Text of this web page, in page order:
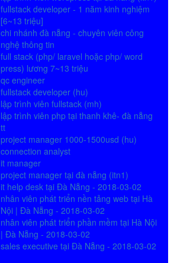
fullstack developer - 1 năm kinh nghiệm
[6~13 triệu]
chi nhánh đà nẵng - chuyên viên công
nghệ thông tin
full stack (php/ laravel hoặc php/ word
press) lương 7~13 triệu
qc engineer
fullstack developer (hu)
lập trình viên fullstack (mh)
lập trình viên php tại thanh khê- đà nẵng
tt
project manager 1000-1500usd (hu)
connection analyst
it manager
project manager tại đà nẵng (itn1)
it help desk tại Đà Nẵng - 2018-03-02
nhân viên phát triển nền tảng web tại Hà
Nội | Đà Nẵng - 2018-03-02
nhân viên phát triển phần mềm tại Hà Nội
| Đà Nẵng - 2018-03-02
sales executive tại Đà Nẵng - 2018-03-02